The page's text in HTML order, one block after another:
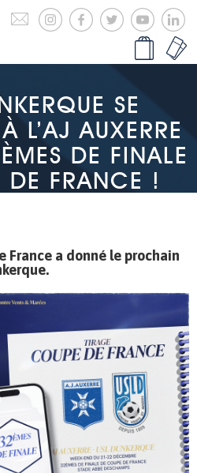
SE
L’AJ AUXERRE
DE FINALE
DE FRANCE !
France a donné le prochain